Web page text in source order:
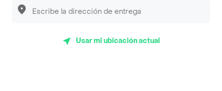
© 2026Rappi Inc. All rights reserved.
Usar mi ubicación actual